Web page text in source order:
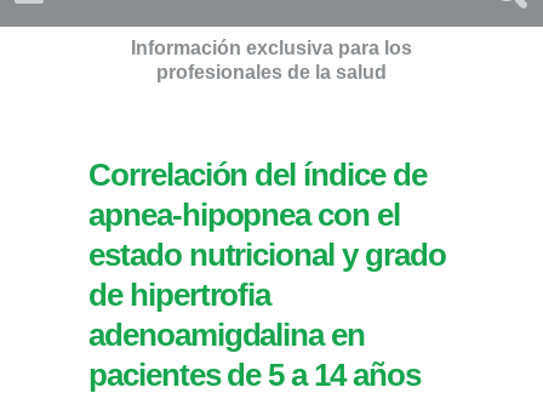
Información exclusiva para los
profesionales de la salud
Correlación del índice de
apnea-hipopnea con el
estado nutricional y grado
de hipertrofia
adenoamigdalina en
pacientes de 5 a 14 años